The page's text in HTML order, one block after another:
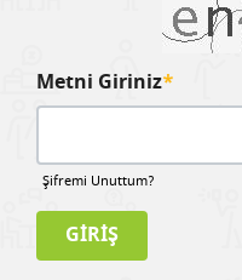
Metni Giriniz*
Şifremi Unuttum?